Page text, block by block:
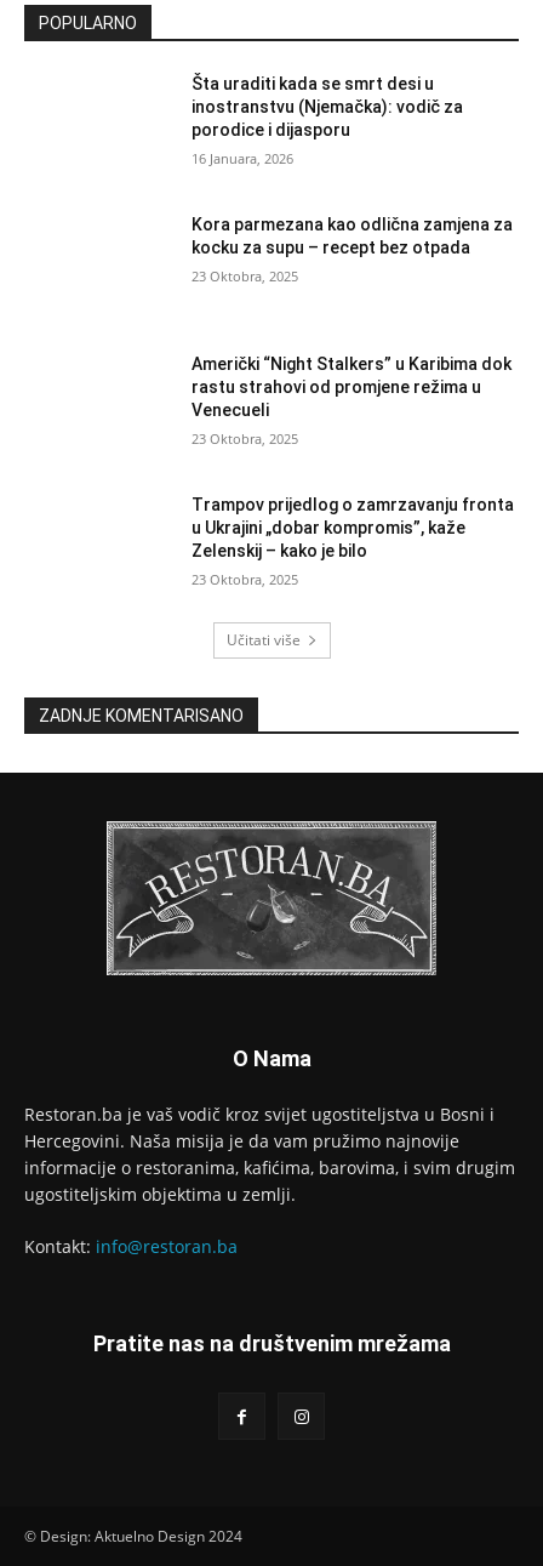
POPULARNO
Šta uraditi kada se smrt desi u
inostranstvu (Njemačka): vodič za
porodice i dijasporu
16 Januara, 2026
Kora parmezana kao odlična zamjena za
kocku za supu – recept bez otpada
23 Oktobra, 2025
Američki “Night Stalkers” u Karibima dok
rastu strahovi od promjene režima u
Venecueli
23 Oktobra, 2025
Trampov prijedlog o zamrzavanju fronta
u Ukrajini „dobar kompromis”, kaže
Zelenskij – kako je bilo
23 Oktobra, 2025
Učitati više
ZADNJE KOMENTARISANO
O Nama
Restoran.ba je vaš vodič kroz svijet ugostiteljstva u Bosni i
Hercegovini. Naša misija je da vam pružimo najnovije
informacije o restoranima, kafićima, barovima, i svim drugim
ugostiteljskim objektima u zemlji.
Kontakt: info@restoran.ba
Pratite nas na društvenim mrežama
© Design: Aktuelno Design 2024